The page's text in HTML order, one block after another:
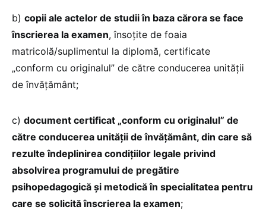
b) copii ale actelor de studii în baza cărora se face
înscrierea la examen, însoţite de foaia
matricolă/suplimentul la diplomă, certificate
„conform cu originalul” de către conducerea unităţii
de învăţământ;
c) document certificat „conform cu originalul” de
către conducerea unităţii de învăţământ, din care să
rezulte îndeplinirea condiţiilor legale privind
absolvirea programului de pregătire
psihopedagogică şi metodică în specialitatea pentru
care se solicită înscrierea la examen;